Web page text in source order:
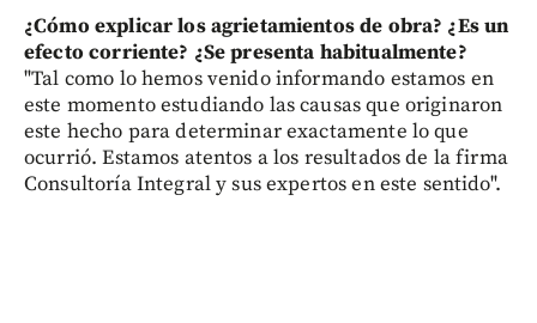
¿Cómo explicar los agrietamientos de obra? ¿Es un
efecto corriente? ¿Se presenta habitualmente?
"Tal como lo hemos venido informando estamos en
este momento estudiando las causas que originaron
este hecho para determinar exactamente lo que
ocurrió. Estamos atentos a los resultados de la firma
Consultoría Integral y sus expertos en este sentido".